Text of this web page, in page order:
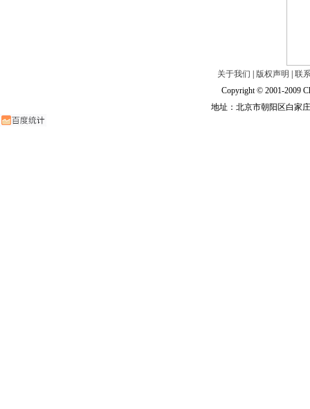
关于我们 版权声明
联
Copyright © 2001-2009
地址：北京市朝阳区白家